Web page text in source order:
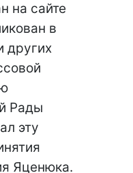
на сайте
в
других
Рады
эту
Яценюка.